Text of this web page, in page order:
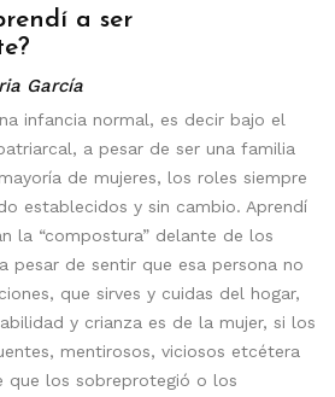
a ser
García
infancia normal, es decir bajo el
a pesar de ser una familia
de mujeres, los roles siempre
establecidos y sin cambio. Aprendí
la “compostura” delante de los
pesar de sentir que esa persona no
que sirves y cuidas del hogar,
y crianza es de la mujer, si los
mentirosos, viciosos etcétera
que los sobreprotegió o los